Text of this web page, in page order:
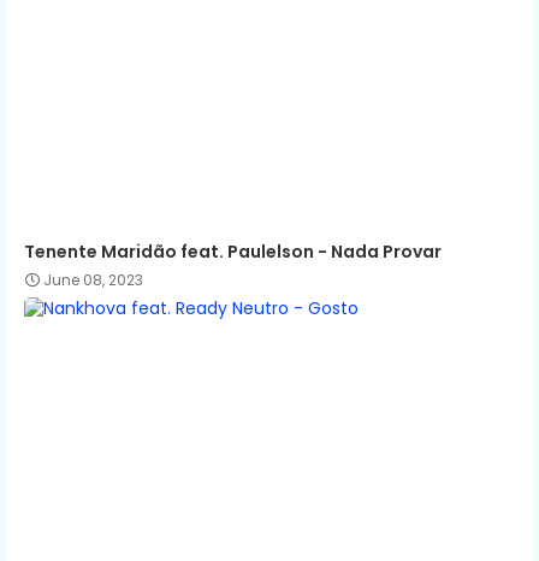
Tenente Maridão feat. Paulelson - Nada Provar
June 08, 2023